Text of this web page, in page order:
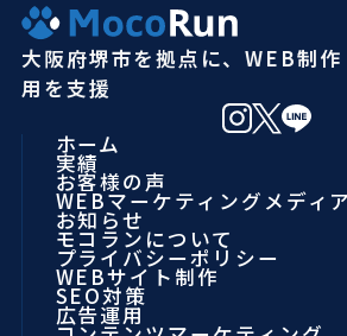
大阪府堺市を拠点に、WEB制
用を支援
ホーム
実績
お客様の声
WEBマーケティングメディア
お知らせ
モコランについて
プライバシーポリシー
WEBサイト制作
SEO対策
広告運用